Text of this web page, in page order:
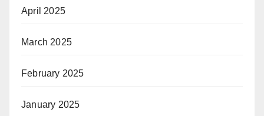
April 2025
March 2025
February 2025
January 2025